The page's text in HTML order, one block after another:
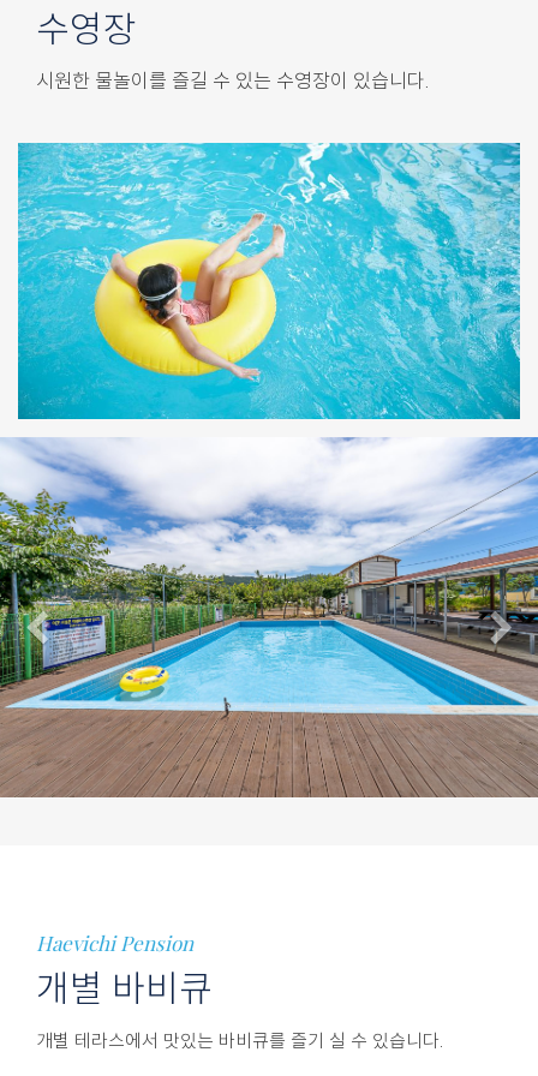
수영장
시원한 물놀이를 즐길 수 있는 수영장이 있습니다.
Previous
Haevichi Pension
개별 바비큐
개별 테라스에서 맛있는 바비큐를 즐기 실 수 있습니다.